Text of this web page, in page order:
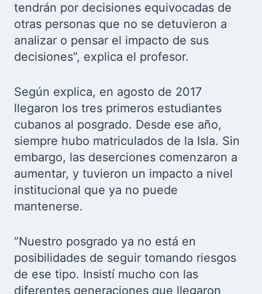
tendrán por decisiones equivocadas de
otras personas que no se detuvieron a
analizar o pensar el impacto de sus
decisiones”, explica el profesor.
Según explica, en agosto de 2017
llegaron los tres primeros estudiantes
cubanos al posgrado. Desde ese año,
siempre hubo matriculados de la Isla. Sin
embargo, las deserciones comenzaron a
aumentar, y tuvieron un impacto a nivel
institucional que ya no puede
mantenerse.
“Nuestro posgrado ya no está en
posibilidades de seguir tomando riesgos
de ese tipo. Insistí mucho con las
diferentes generaciones que llegaron